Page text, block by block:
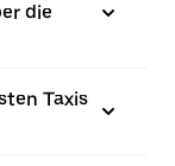
die
Taxis